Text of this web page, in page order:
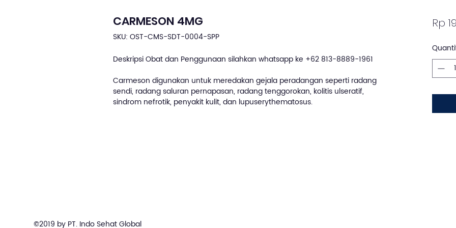
CARMESON 4MG
SKU: OST-CMS-SDT-0004-SPP
Deskripsi Obat dan Penggunaan silahkan whatsapp ke +62 813-8889-1961
Carmeson digunakan untuk meredakan gejala peradangan seperti radang
sendi, radang saluran pernapasan, radang tenggorokan, kolitis ulseratif,
sindrom nefrotik, penyakit kulit, dan lupuserythematosus.
Rp
©2019 by PT. Indo Sehat Global